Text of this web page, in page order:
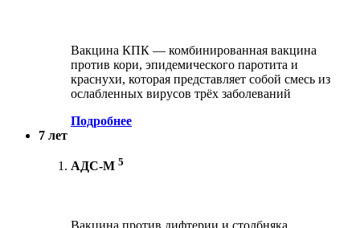
Вакцина КПК — комбинированная вакцина
против кори, эпидемического паротита и
краснухи, которая представляет собой смесь из
ослабленных вирусов трёх заболеваний
Подробнее
7 лет
АДС-М 5